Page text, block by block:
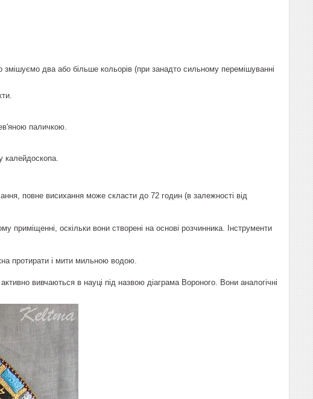
два або більше кольорів (при занадто сильному перемішуванні
паличкою.
калейдоскопа.
повне висихання може скласти до 72 годин (в залежності від
приміщенні, оскільки вони створені на основі розчинника. Інструменти
протирати і мити мильною водою.
вивчаються в науці під назвою діаграма Вороного. Вони аналогічні